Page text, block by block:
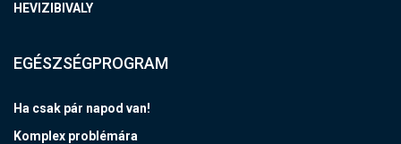
HEVIZIBIVALY
EGÉSZSÉGPROGRAM
Ha csak pár napod van!
Komplex problémára